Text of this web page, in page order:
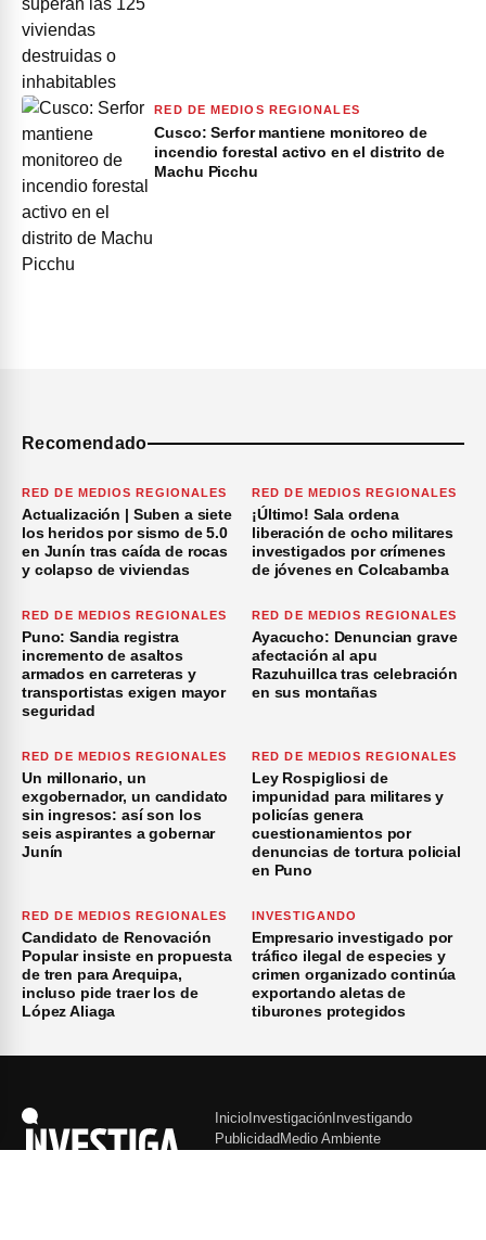
RED DE MEDIOS REGIONALES
Cusco: Serfor mantiene monitoreo de
incendio forestal activo en el distrito de
Machu Picchu
Recomendado
RED DE MEDIOS REGIONALES
Actualización | Suben a siete
los heridos por sismo de 5.0
en Junín tras caída de rocas
y colapso de viviendas
RED DE MEDIOS REGIONALES
¡Último! Sala ordena
liberación de ocho militares
investigados por crímenes
de jóvenes en Colcabamba
RED DE MEDIOS REGIONALES
Puno: Sandia registra
incremento de asaltos
armados en carreteras y
transportistas exigen mayor
seguridad
RED DE MEDIOS REGIONALES
Ayacucho: Denuncian grave
afectación al apu
Razuhuillca tras celebración
en sus montañas
RED DE MEDIOS REGIONALES
Un millonario, un
exgobernador, un candidato
sin ingresos: así son los
seis aspirantes a gobernar
Junín
RED DE MEDIOS REGIONALES
Ley Rospigliosi de
impunidad para militares y
policías genera
cuestionamientos por
denuncias de tortura policial
en Puno
RED DE MEDIOS REGIONALES
Candidato de Renovación
Popular insiste en propuesta
de tren para Arequipa,
incluso pide traer los de
López Aliaga
INVESTIGANDO
Empresario investigado por
tráfico ilegal de especies y
crimen organizado continúa
exportando aletas de
tiburones protegidos
Inicio Investigación Investigando
Publicidad Medio Ambiente